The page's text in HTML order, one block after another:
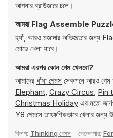
আপনার ব্রাউজারে চলে।
আমরা Flag Assemble Puzzle
হ্যাঁ, আরও মজাদার অভিজ্ঞতার জন্য
মোডে খেলা যাবে।
আমরা এরপর কোন গেম খেলবো?
আমাদের ধাঁধা গেমস সেকশনে আরও গেম
Elephant, Crazy Circus, Pin
Christmas Holiday এর মতো
Y8 গেমসে তাৎক্ষণিকভাবে খেলার জন্য
বিভাগ: Thinking গেমস ডেভেলপার: